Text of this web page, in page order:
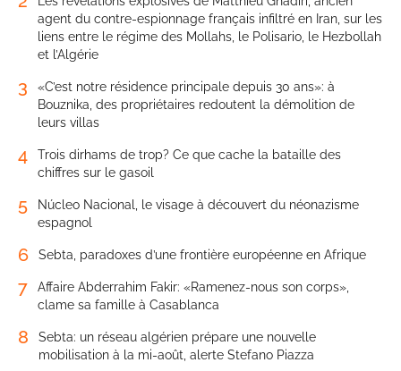
agent du contre-espionnage français infiltré en Iran, sur les
liens entre le régime des Mollahs, le Polisario, le Hezbollah
et l’Algérie
3
«C’est notre résidence principale depuis 30 ans»: à
Bouznika, des propriétaires redoutent la démolition de
leurs villas
4
Trois dirhams de trop? Ce que cache la bataille des
chiffres sur le gasoil
5
Núcleo Nacional, le visage à découvert du néonazisme
espagnol
6 Sebta, paradoxes d’une frontière européenne en Afrique
7
Affaire Abderrahim Fakir: «Ramenez-nous son corps»,
clame sa famille à Casablanca
8
Sebta: un réseau algérien prépare une nouvelle
mobilisation à la mi-août, alerte Stefano Piazza